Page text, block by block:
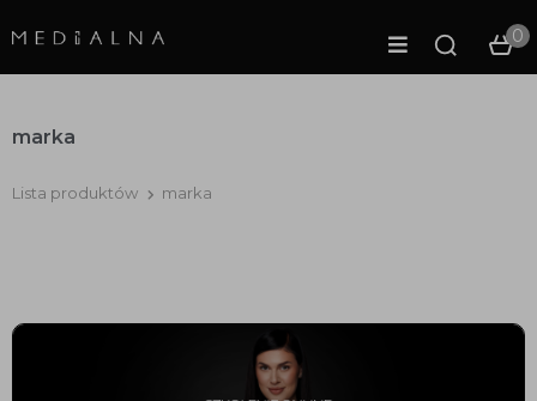
0
marka
Lista produktów marka